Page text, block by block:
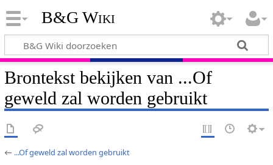
B&G Wiki
Brontekst bekijken van ...Of
geweld zal worden gebruikt
← ...Of geweld zal worden gebruikt